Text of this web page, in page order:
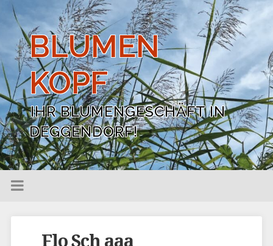
BLUMEN
KOPF
IHR BLUMENGESCHÄFT IN
DEGGENDORF!
Flo Sch aaa